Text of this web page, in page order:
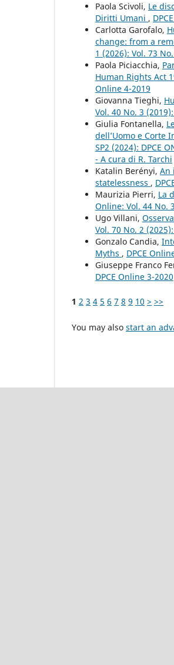
Paola Scivoli, Le
Diritti Umani ,
Carlotta Garofalo,
change: from a
1 (2026): Vol. 73
Paola Piciacchia,
Human Rights Act
Online 4-2019
Giovanna Tieghi,
Vol. 40 No. 3
Giulia Fontanella,
dell’Uomo e Corte
SP2 (2024): DPCE
- A cura di R. Tarchi
Katalin Berényi, An
statelessness ,
Maurizia Pierri, La
Online: Vol. 44 No.
Ugo Villani,
Vol. 70 No. 2
Gonzalo Candia,
Myths , DPCE
Giuseppe Franco
DPCE Online 3-2020
1 2 3 4 5 6 7 8 9 10 > >>
You may also start an